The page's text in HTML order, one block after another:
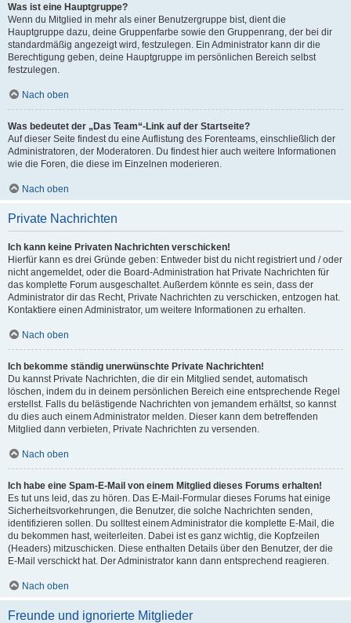
Was ist eine Hauptgruppe?
Wenn du Mitglied in mehr als einer Benutzergruppe bist, dient die
Hauptgruppe dazu, deine Gruppenfarbe sowie den Gruppenrang, der bei dir
standardmäßig angezeigt wird, festzulegen. Ein Administrator kann dir die
Berechtigung geben, deine Hauptgruppe im persönlichen Bereich selbst
festzulegen.
Nach oben
Was bedeutet der „Das Team“-Link auf der Startseite?
Auf dieser Seite findest du eine Auflistung des Forenteams, einschließlich der
Administratoren, der Moderatoren. Du findest hier auch weitere Informationen
wie die Foren, die diese im Einzelnen moderieren.
Nach oben
Private Nachrichten
Ich kann keine Privaten Nachrichten verschicken!
Hierfür kann es drei Gründe geben: Entweder bist du nicht registriert und / oder
nicht angemeldet, oder die Board-Administration hat Private Nachrichten für
das komplette Forum ausgeschaltet. Außerdem könnte es sein, dass der
Administrator dir das Recht, Private Nachrichten zu verschicken, entzogen hat.
Kontaktiere einen Administrator, um weitere Informationen zu erhalten.
Nach oben
Ich bekomme ständig unerwünschte Private Nachrichten!
Du kannst Private Nachrichten, die dir ein Mitglied sendet, automatisch
löschen, indem du in deinem persönlichen Bereich eine entsprechende Regel
erstellst. Falls du belästigende Nachrichten von jemandem erhältst, so kannst
du dies auch einem Administrator melden. Dieser kann dem betreffenden
Mitglied dann verbieten, Private Nachrichten zu versenden.
Nach oben
Ich habe eine Spam-E-Mail von einem Mitglied dieses Forums erhalten!
Es tut uns leid, das zu hören. Das E-Mail-Formular dieses Forums hat einige
Sicherheitsvorkehrungen, die Benutzer, die solche Nachrichten senden,
identifizieren sollen. Du solltest einem Administrator die komplette E-Mail, die
du bekommen hast, weiterleiten. Dabei ist es ganz wichtig, die Kopfzeilen
(Headers) mitzuschicken. Diese enthalten Details über den Benutzer, der die
E-Mail verschickt hat. Der Administrator kann dann entsprechend reagieren.
Nach oben
Freunde und ignorierte Mitglieder